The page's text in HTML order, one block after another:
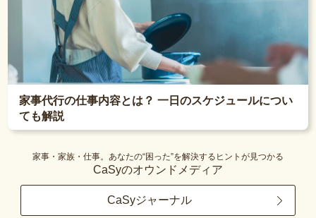
家事代行の仕事内容とは？ 一日のスケジュールについ
ても解説
家事・家族・仕事。あなたの“困った”を解決するヒントが見つかる
CaSyのオウンドメディア
CaSyジャーナル